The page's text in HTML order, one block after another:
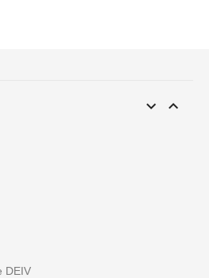
 
DEIV